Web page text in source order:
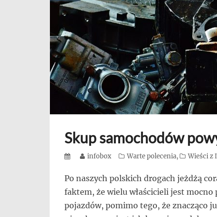
uczą
innych
przedsiębiorczości
Skup samochodów
PostedAuthor
infobox Categories
Warte polecenia, Wieści z
Po naszych polskich drogach jeżdżą
faktem, że wielu właścicieli jest
pojazdów, pomimo tego, że znacząco